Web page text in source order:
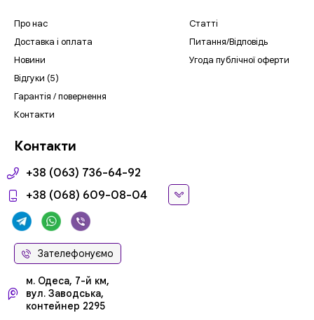
Про нас
Доставка і оплата
Новини
Відгуки (5)
Гарантія / повернення
Контакти
Статті
Питання/Відповідь
Угода публічної оферти
Контакти
+38 (063) 736-64-92
+38 (068) 609-08-04
Зателефонуємо
м. Одеса, 7-й км,
вул. Заводська,
контейнер 2295